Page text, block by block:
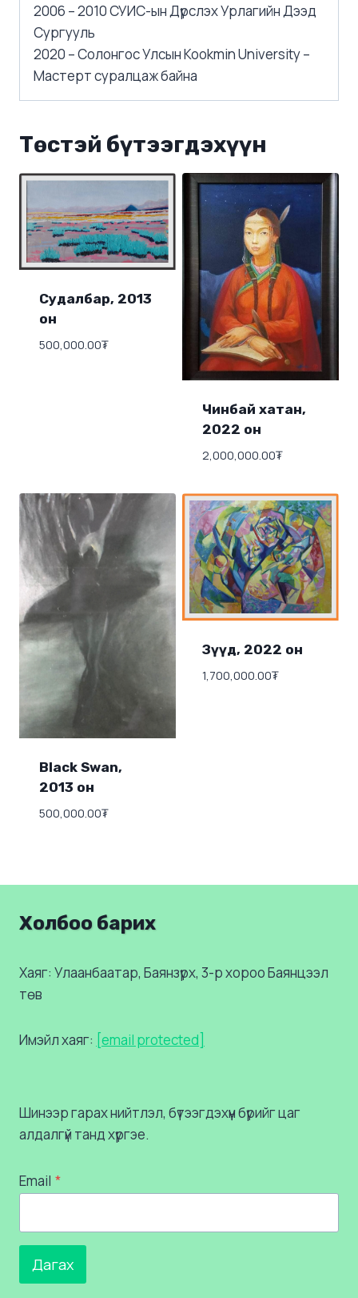
2006 – 2010 СУИС-ын Дүрслэх Урлагийн Дээд
Сургууль
2020 – Солонгос Улсын Kookmin University –
Мастерт суралцаж байна
Төстэй бүтээгдэхүүн
Судалбар, 2013
он
500,000.00₮
Чинбай хатан,
2022 он
2,000,000.00₮
Black Swan,
2013 он
500,000.00₮
Зүүд, 2022 он
1,700,000.00₮
Холбоо барих
Хаяг: Улаанбаатар, Баянзүрх, 3-р хороо Баянцээл
төв
Имэйл хаяг: [email protected]
Шинээр гарах нийтлэл, бүтээгдэхүүн бүрийг цаг
алдалгүй танд хүргэе.
Email *
Дагах